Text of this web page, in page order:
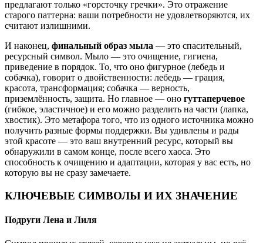
предлагают только «горсточку гречки». Это отражение
старого паттерна: ваши потребности не удовлетворяются, их
считают излишними.
И наконец, финальный образ мыла — это спасительный,
ресурсный символ. Мыло — это очищение, гигиена,
приведение в порядок. То, что оно фигурное (лебедь и
собачка), говорит о двойственности: лебедь — грация,
красота, трансформация; собачка — верность,
приземлённость, защита. Но главное — оно гуттаперчевое
(гибкое, эластичное) и его можно разделить на части (лапка,
хвостик). Это метафора того, что из одного источника можно
получить разные формы поддержки. Вы удивлены и рады
этой красоте — это ваш внутренний ресурс, который вы
обнаружили в самом конце, после всего хаоса. Это
способность к очищению и адаптации, которая у вас есть, но
которую вы не сразу замечаете.
КЛЮЧЕВЫЕ СИМВОЛЫ И ИХ ЗНАЧЕНИЕ
Подруги Лена и Лиля